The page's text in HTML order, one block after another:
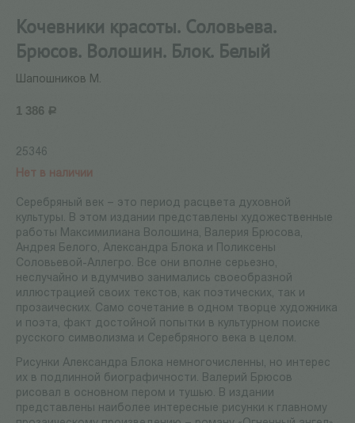
Кочевники красоты. Соловьева.
Брюсов. Волошин. Блок. Белый
Шапошников М.
1 386 Р
25346
Нет в наличии
Серебряный век – это период расцвета духовной
культуры. В этом издании представлены художественные
работы Максимилиана Волошина, Валерия Брюсова,
Андрея Белого, Александра Блока и Поликсены
Соловьевой-Аллегро. Все они вполне серьезно,
неслучайно и вдумчиво занимались своеобразной
иллюстрацией своих текстов, как поэтических, так и
прозаических. Само сочетание в одном творце художника
и поэта, факт достойной попытки в культурном поиске
русского символизма и Серебряного века в целом.
Рисунки Александра Блока немногочисленны, но интерес
их в подлинной биографичности. Валерий Брюсов
рисовал в основном пером и тушью. В издании
представлены наиболее интересные рисунки к главному